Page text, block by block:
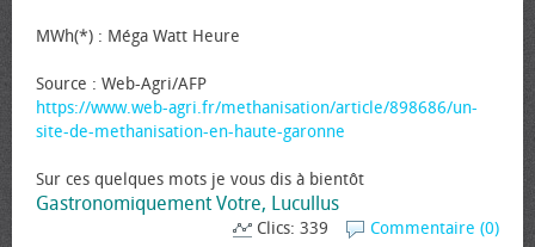
MWh(*) : Méga Watt Heure
Source : Web-Agri/AFP
https://www.web-agri.fr/methanisation/article/898686/un-
site-de-methanisation-en-haute-garonne
Sur ces quelques mots je vous dis à bientôt
Gastronomiquement Votre, Lucullus
Commentaire (0)
Clics: 339